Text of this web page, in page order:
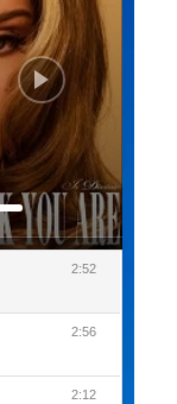
2:52
2:56
2:12